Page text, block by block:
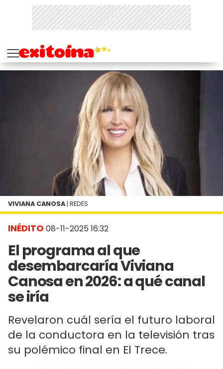
INÉDITO 08-11-2025 16:32
El programa al que
desembarcaría Viviana
Canosa en 2026: a qué canal
se iría
Revelaron cuál sería el futuro laboral
de la conductora en la televisión tras
su polémico final en El Trece.
VIVIANA CANOSA | REDES